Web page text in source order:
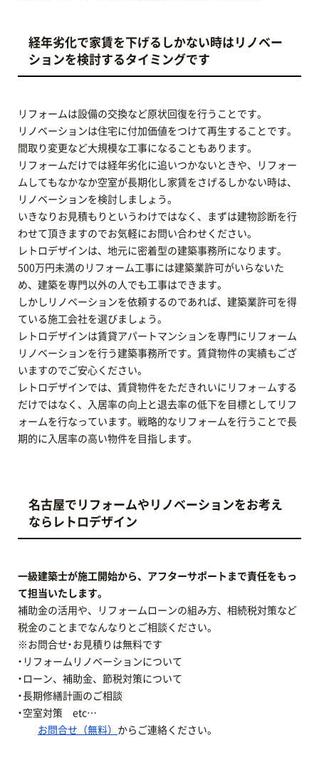
経年劣化で家賃を下げるしかない時はリノベー
ションを検討するタイミングです
リフォームは設備の交換など原状回復を行うことです。
リノベーションは住宅に付加価値をつけて再生することです。
間取り変更など大規模な工事になることもあります。
リフォームだけでは経年劣化に追いつかないときや、リフォー
ムしてもなかなか空室が長期化し家賃をさげるしかない時は、
リノベーションを検討しましょう。
いきなりお見積もりというわけではなく、まずは建物診断を行
わせて頂きますのでお気軽にお問い合わせください。
レトロデザインは、地元に密着型の建築事務所になります。
500万円未満のリフォーム工事には建築業許可がいらないた
め、建築を専門以外の人でも工事はできます。
しかしリノベーションを依頼するのであれば、建築業許可を得
ている施工会社を選びましょう。
レトロデザインは賃貸アパートマンションを専門にリフォーム
リノベーションを行う建築事務所です。賃貸物件の実績もござ
いますのでご安心ください。
レトロデザインでは、賃貸物件をただきれいにリフォ－ムする
だけではなく、入居率の向上と退去率の低下を目標としてリフ
ォームを行なっています。戦略的なリフォームを行うことで長
期的に入居率の高い物件を目指します。
名古屋でリフォームやリノベーションをお考え
ならレトロデザイン
一級建築士が施工開始から、アフターサポートまで責任をもっ
て担当いたします。
補助金の活用や、リフォームローンの組み方、相続税対策など
税金のことまでなんなりとご相談ください。
※お問合せ・お見積りは無料です
・リフォームリノベーションについて
・ローン、補助金、節税対策について
・長期修繕計画のご相談
・空室対策 etc…
お問合せ（無料） からご連絡ください。